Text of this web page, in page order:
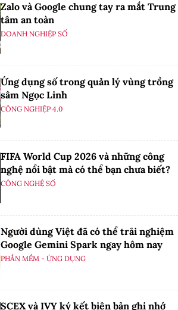
Zalo và Google chung tay ra mắt Trung
tâm an toàn
DOANH NGHIỆP SỐ
Ứng dụng số trong quản lý vùng trồng
sâm Ngọc Linh
CÔNG NGHIỆP 4.0
FIFA World Cup 2026 và những công
nghệ nổi bật mà có thể bạn chưa biết?
CÔNG NGHỆ SỐ
Người dùng Việt đã có thể trải nghiệm
Google Gemini Spark ngay hôm nay
PHẦN MỀM - ỨNG DỤNG
SCEX và IVY ký kết biên bản ghi nhớ